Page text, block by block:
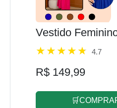
Vestido
4.7
R$ 149,99